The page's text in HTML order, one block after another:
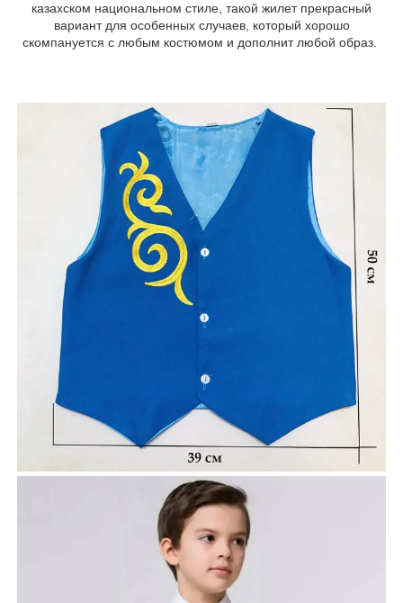
казахском национальном стиле, такой жилет прекрасный
вариант для особенных случаев, который хорошо
скомпануется с любым костюмом и дополнит любой образ.